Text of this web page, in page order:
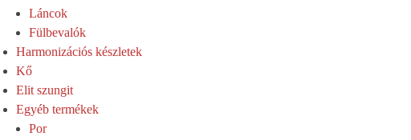
Láncok
Fülbevalók
Harmonizációs készletek
Kő
Elit szungit
Egyéb termékek
Por